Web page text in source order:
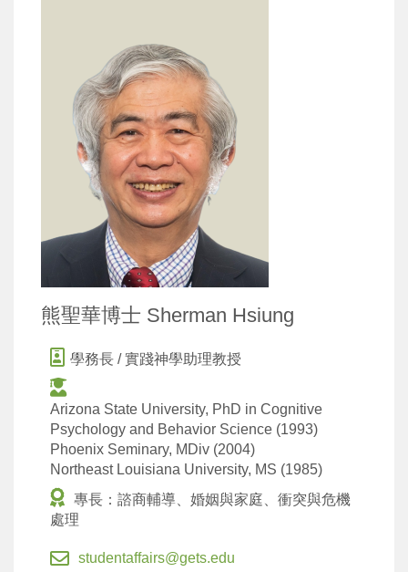
熊聖華博士 Sherman Hsiung
學務長 / 實踐神學助理教授
Arizona State University, PhD in Cognitive
Psychology and Behavior Science (1993)
Phoenix Seminary, MDiv (2004)
Northeast Louisiana University, MS (1985)
專長：諮商輔導、婚姻與家庭、衝突與危機
處理
studentaffairs@gets.edu